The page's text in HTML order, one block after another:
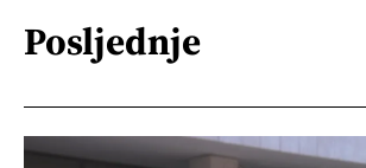
Posljednje